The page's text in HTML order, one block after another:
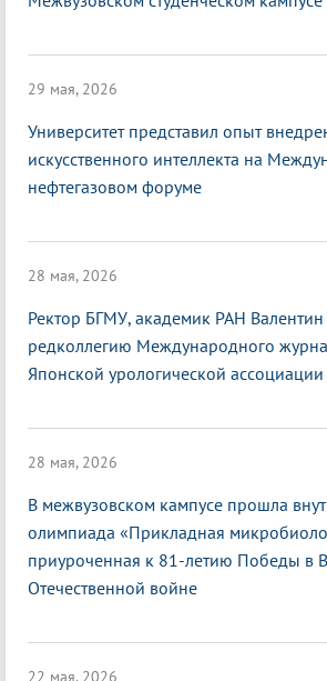
29 мая, 2026
Университет представил опыт
искусственного интеллекта на
нефтегазовом форуме
28 мая, 2026
Ректор БГМУ, академик РАН
редколлегию Международного
Японской урологической ассоциации
28 мая, 2026
В межвузовском кампусе прошла
олимпиада «Прикладная
приуроченная к 81-летию Победы в
Отечественной войне
22 мая, 2026